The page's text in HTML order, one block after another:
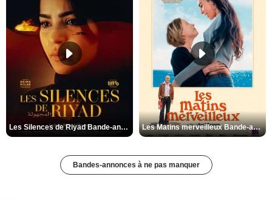
Les Silences de Riyad Bande-annonce VO STFR Les Matins merveilleux Bande-annonce VF
Bandes-annonces à ne pas manquer